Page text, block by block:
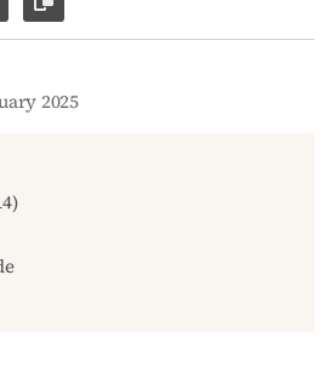
Facebook Messenger
via E-Mail
Copy link to page
2025